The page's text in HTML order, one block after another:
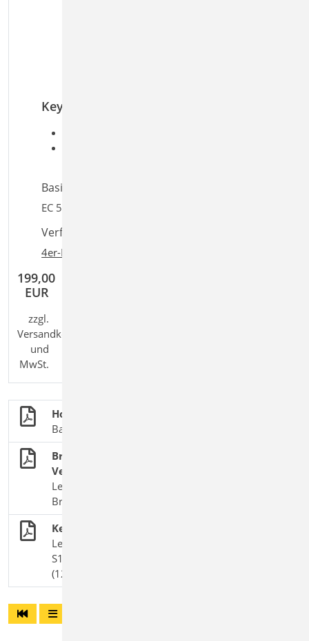
Keywords
Basiert auf den Normen:
EC 5, DIN EN 1995-1-1:2010-12
Verfügbar in den Paketen:
4er-Paket
199,00
EUR
zzgl.
Versandkosten
und
MwSt.
Holzbau
BauStatik-Module nach DIN EN 1995-1-1
Brandnachweise für Bauteile mit
Verbindungsmittel
Leistungsübersicht zum Thema „baulicher
Brandschutz“
Kehlbalkenanschluss
Leistungsbeschreibung des BauStatik-Moduls
S122 Holz-Kehlbalkenanschluss, DIN 1052
(12/08) | Vorgänger-Modul zu S180.de